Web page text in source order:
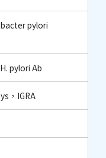
pylori
pylori Ab
，IGRA